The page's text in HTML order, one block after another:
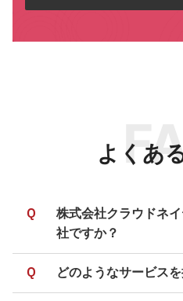
よくあ
Q
株式会社クラウドネ
社ですか？
Q どのようなサービス